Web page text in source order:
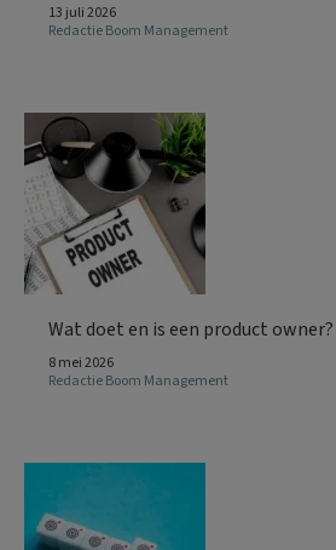
13 juli 2026
Redactie Boom Management
Wat doet en is een product owner?
8 mei 2026
Redactie Boom Management